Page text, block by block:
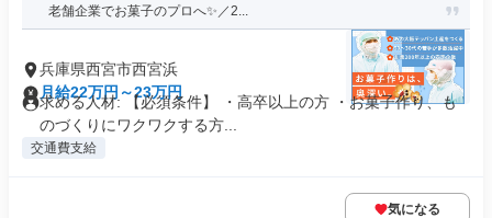
老舗企業でお菓子のプロへ✨／2...
兵庫県西宮市西宮浜
月給22万円～23万円
求める人材: 【必須条件】 ・高卒以上の方 ・お菓子作り、も
のづくりにワクワクする方...
交通費支給
気になる